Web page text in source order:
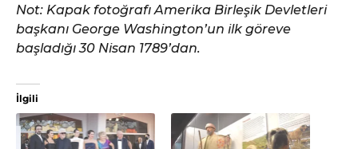
Not: Kapak fotoğrafı Amerika Birleşik Devletleri
başkanı George Washington’un ilk göreve
başladığı 30 Nisan 1789’dan.
İlgili